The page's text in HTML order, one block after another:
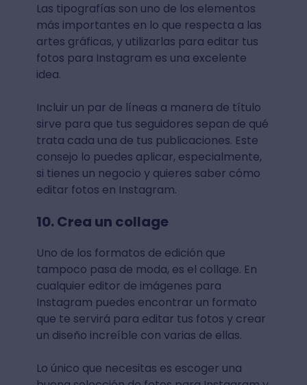
Las tipografías son uno de los elementos
más importantes en lo que respecta a las
artes gráficas, y utilizarlas para editar tus
fotos para Instagram es una excelente
idea.
Incluir un par de líneas a manera de título
sirve para que tus seguidores sepan de qué
trata cada una de tus publicaciones. Este
consejo lo puedes aplicar, especialmente,
si tienes un negocio y quieres saber cómo
editar fotos en Instagram.
10. Crea un collage
Uno de los formatos de edición que
tampoco pasa de moda, es el collage. En
cualquier editor de imágenes para
Instagram puedes encontrar un formato
que te servirá para editar tus fotos y crear
un diseño increíble con varias de ellas.
Lo único que necesitas es escoger una